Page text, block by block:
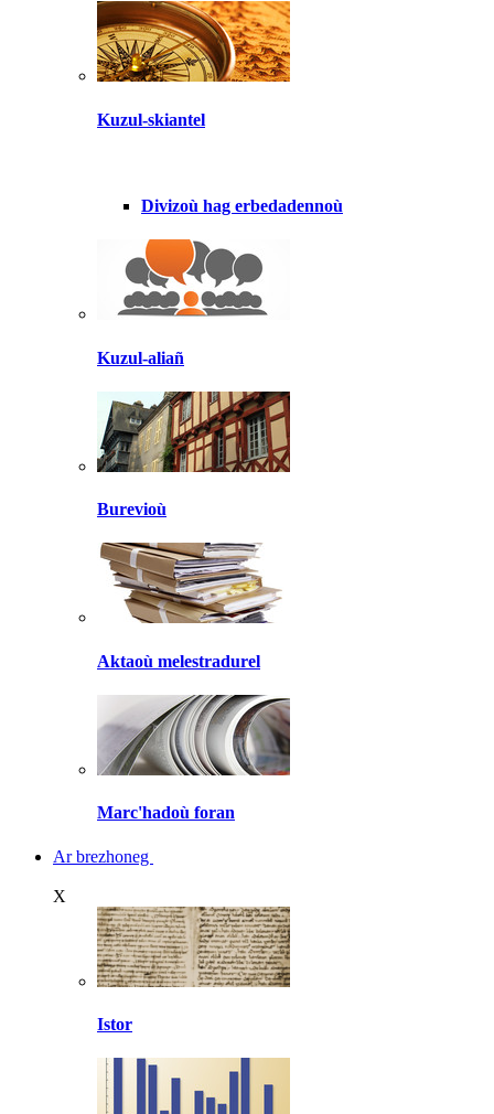
Kuzul-skiantel
Divizoù hag erbedadennoù
Kuzul-aliañ
Burevioù
Aktaoù melestradurel
Marc'hadoù foran
Ar brezhoneg
X
Istor